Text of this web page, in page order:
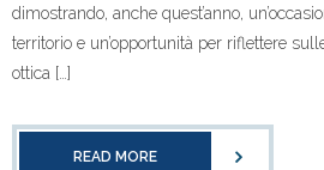
dimostrando, anche quest’anno,
territorio e un’opportunità per riflettere
ottica […]
READ MORE